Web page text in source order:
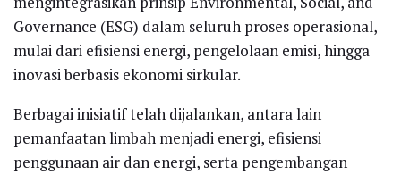
Governance (ESG) dalam seluruh proses operasional,
mulai dari efisiensi energi, pengelolaan emisi, hingga
inovasi berbasis ekonomi sirkular.
Berbagai inisiatif telah dijalankan, antara lain
pemanfaatan limbah menjadi energi, efisiensi
penggunaan air dan energi, serta pengembangan